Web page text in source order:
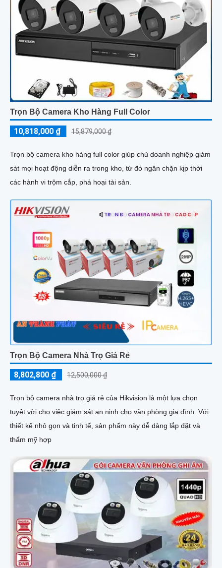
Trọn Bộ Camera Kho Hàng Full Color
10,818,000 ₫ 15,879,000 ₫
Trọn bộ camera kho hàng full color giúp chủ doanh nghiệp giám
sát mọi hoạt động diễn ra trong kho, từ đó ngăn chặn kịp thời
các hành vi trộm cắp, phá hoại tài sản.
Trọn Bộ Camera Nhà Trọ Giá Rẻ
8,802,800 ₫ 12,500,000 ₫
Trọn bộ camera nhà trọ giá rẻ của Hikvision là một lựa chọn
tuyệt vời cho việc giám sát an ninh cho văn phòng gia đình. Với
thiết kế nhỏ gọn và tinh tế, sản phẩm này dễ dàng lắp đặt và
thẩm mỹ hợp